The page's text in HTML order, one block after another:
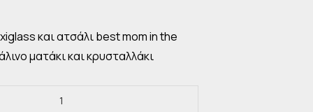
και ατσάλι best mom in the
ματάκι και κρυσταλλάκι